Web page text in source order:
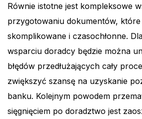
Równie istotne jest kompleksowe
przygotowaniu dokumentów,
skomplikowane i czasochłonne.
wsparciu doradcy będzie można
błędów przedłużających cały
zwiększyć szansę na uzyskanie
banku. Kolejnym powodem
sięgnięciem po doradztwo jest